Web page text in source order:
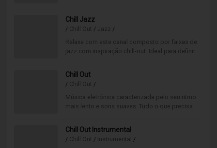
medievais.
Chill Jazz
/ Chill Out / Jazz /
Relaxe com este canal composto por faixas de
jazz com inspiração chill-out. Ideal para definir
Chill Out
/ Chill Out /
Música eletrônica caracterizada pelo seu ritmo
mais lento e sons suaves. Tudo o que precisa
Chill Out Instrumental
/ Chill Out / Instrumental /